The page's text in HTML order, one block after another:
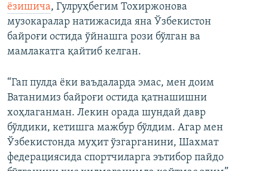
ёзишича, Гулруҳбегим Тохиржонова
музокаралар натижасида яна Ўзбекистон
байроғи остида ўйнашга рози бўлган ва
мамлакатга қайтиб келган.
“Гап пулда ёки ваъдаларда эмас, мен доим
Ватанимиз байроғи остида қатнашишни
хоҳлаганман. Лекин орада шундай давр
бўлдики, кетишга мажбур бўлдим. Агар мен
Ўзбекистонда муҳит ўзгарганини, Шахмат
федерациясида спортчиларга эътибор пайдо